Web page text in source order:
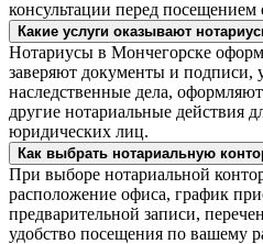
консультации перед посещением
Какие услуги оказывают
Нотариусы в Мончегорске
заверяют документы и подписи,
наследственные дела,
другие нотариальные действия
юридических лиц.
Как выбрать нотариальную
При выборе нотариальной
расположение офиса, график
предварительной записи,
удобство посещения по вашему